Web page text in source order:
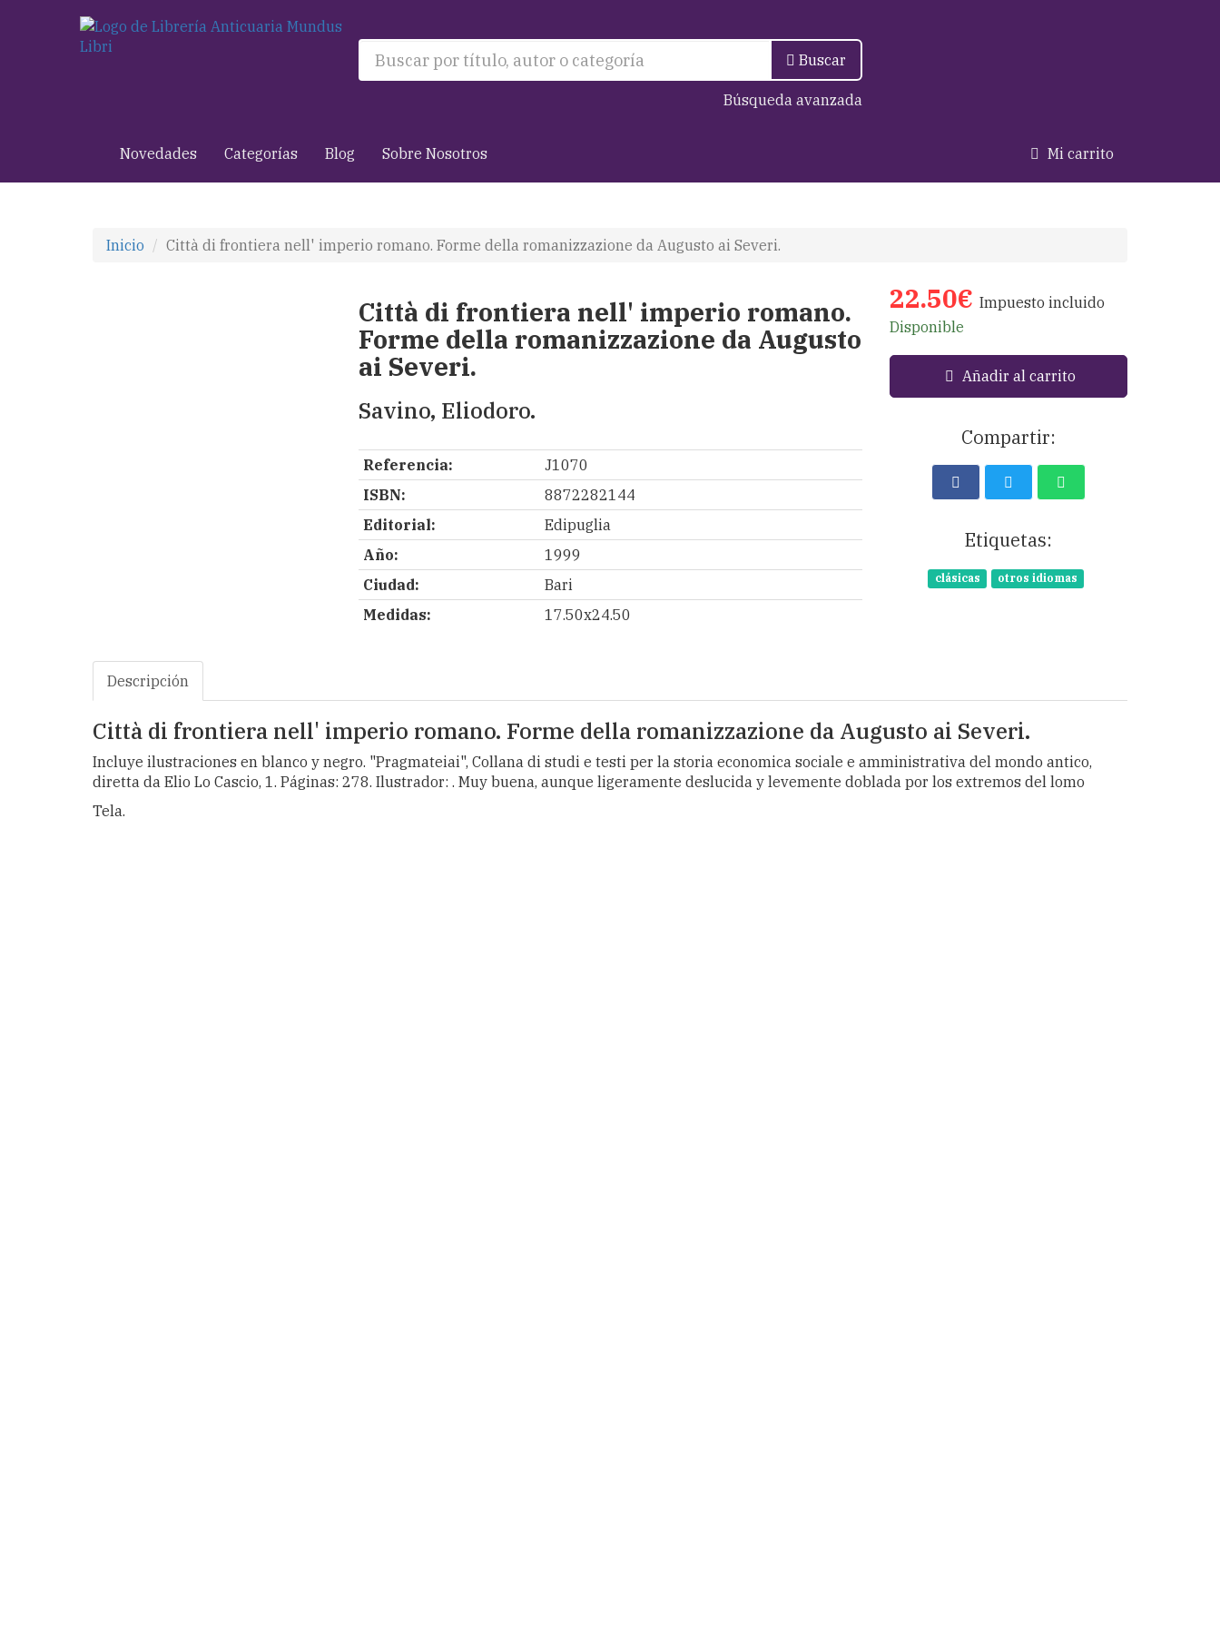
Buscar
Búsqueda avanzada
Novedades Categorías Blog Sobre Nosotros Mi carrito
Inicio Città di frontiera nell' imperio romano. Forme della romanizzazione da Augusto ai Severi.
Città di frontiera nell' imperio romano.
Forme della romanizzazione da Augusto
ai Severi.
Savino, Eliodoro.
Referencia:
J1070
ISBN:
8872282144
Editorial:
Edipuglia
Año:
1999
Ciudad:
Bari
Medidas:
17.50x24.50
22.50€ Impuesto incluido
Disponible
Añadir al carrito
Compartir:
Etiquetas:
clásicas otros idiomas
Descripción
Città di frontiera nell' imperio romano. Forme della romanizzazione da Augusto ai Severi.
Incluye ilustraciones en blanco y negro. "Pragmateiai", Collana di studi e testi per la storia economica sociale e amministrativa del mondo antico,
diretta da Elio Lo Cascio, 1. Páginas: 278. Ilustrador: . Muy buena, aunque ligeramente deslucida y levemente doblada por los extremos del lomo
Tela.